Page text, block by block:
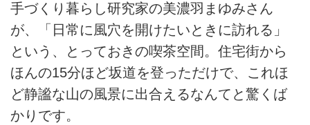
手づくり暮らし研究家の美濃羽まゆみさん
が、「日常に風穴を開けたいときに訪れる」
という、とっておきの喫茶空間。住宅街から
ほんの15分ほど坂道を登っただけで、これほ
ど静謐な山の風景に出合えるなんてと驚くば
かりです。